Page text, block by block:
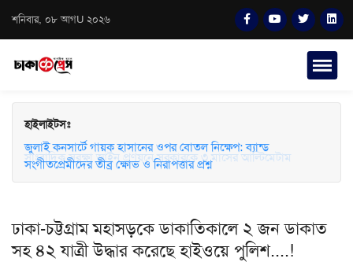
শনিবার, ০৮ আগU ২০২৬
হাইলাইটসঃ
সাংবাদিক সুরক্ষা আইন প্রণয়নে সরকারকে ৩ মাসের আল্টিমেটাম
জুলাই কনসার্টে গায়ক হাসানের ওপর বোতল নিক্ষেপ: ব্যান্ড
সংগীতপ্রেমীদের তীব্র ক্ষোভ ও নিরাপত্তার প্রশ্ন
ঢাকা-চট্টগ্রাম মহাসড়কে ডাকাতিকালে ২ জন ডাকাত
সহ ৪২ যাত্রী উদ্ধার করেছে হাইওয়ে পুলিশ....!